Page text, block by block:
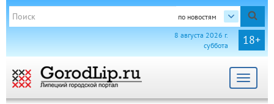
по новостям
18+
8 августа 2026 г.
суббота
Toggle